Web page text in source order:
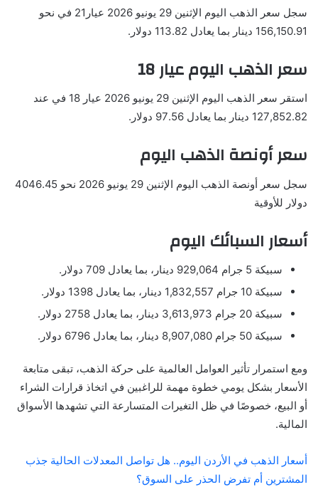
سجل سعر الذهب اليوم الإثنين 29 يونيو 2026 عيار21 في نحو
156,150.91 دينار بما يعادل 113.82 دولار.
سعر الذهب اليوم عيار 18
استقر سعر الذهب اليوم الإثنين 29 يونيو 2026 عيار 18 في عند
127,852.82 دينار بما يعادل 97.56 دولار.
سعر أونصة الذهب اليوم
سجل سعر أونصة الذهب اليوم الإثنين 29 يونيو 2026 نحو 4046.45
دولار للأوقية
أسعار السبائك اليوم
سبيكة 5 جرام 929,064 دينار، بما يعادل 709 دولار.
سبيكة 10 جرام 1,832,557 دينار، بما يعادل 1398 دولار.
سبيكة 20 جرام 3,613,973 دينار، بما يعادل 2758 دولار.
سبيكة 50 جرام 8,907,080 دينار، بما يعادل 6796 دولار.
ومع استمرار تأثير العوامل العالمية على حركة الذهب، تبقى متابعة
الأسعار بشكل يومي خطوة مهمة للراغبين في اتخاذ قرارات الشراء
أو البيع، خصوصًا في ظل التغيرات المتسارعة التي تشهدها الأسواق
المالية.
أسعار الذهب في الأردن اليوم.. هل تواصل المعدلات الحالية جذب
المشترين أم تفرض الحذر على السوق؟